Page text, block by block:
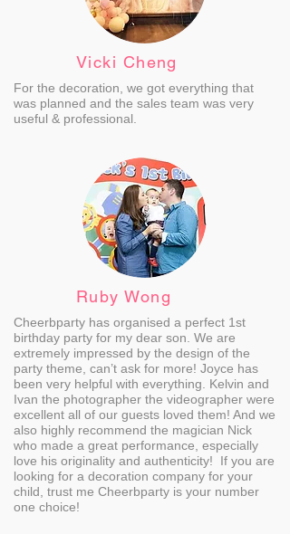
Vicki Cheng
For the decoration, we got everything that
was planned and the sales team was very
useful & professional.
Ruby Wong
Cheerbparty has organised a perfect 1st
birthday party for my dear son. We are
extremely impressed by the design of the
party theme, can’t ask for more! Joyce has
been very helpful with everything. Kelvin and
Ivan the photographer the videographer were
excellent all of our guests loved them! And we
also highly recommend the magician Nick
who made a great performance, especially
love his originality and authenticity! If you are
looking for a decoration company for your
child, trust me Cheerbparty is your number
one choice!